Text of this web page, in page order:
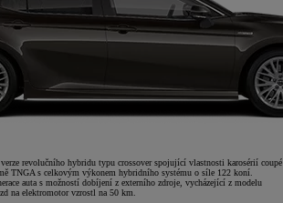
verze revolučního hybridu typu crossover spojující vlastnosti karosérií coupé
TNGA s celkovým výkonem hybridního systému o síle 122 koní.
auta s možností dobíjení z externího zdroje, vycházející z modelu
na elektromotor vzrostl na 50 km.